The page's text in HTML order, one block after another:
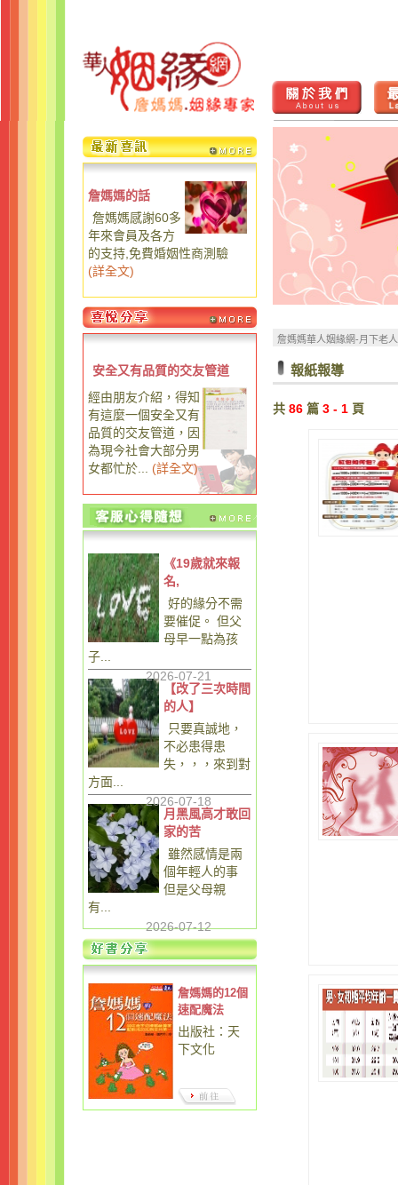
詹媽媽的話
詹媽媽感謝60多
年來會員及各方
的支持,免費婚姻性商測驗
(詳全文)
安全又有品質的交友管道
經由朋友介紹，得知
有這麼一個安全又有
品質的交友管道，因
為現今社會大部分男
女都忙於...
(詳全文)
《19歲就來報
名,
好的緣分不需
要催促。 但父
母早一點為孩
子...
2026-07-21
【改了三次時間
的人】
只要真誠地，
不必患得患
失，，，來到對
方面...
2026-07-18
月黑風高才敢回
家的苦
雖然感情是兩
個年輕人的事
但是父母親
有...
2026-07-12
詹媽媽的12個
速配魔法
出版社：天
下文化
詹媽媽華人姻緣網-月下老
報紙報導
共 86 篇 3 - 1 頁